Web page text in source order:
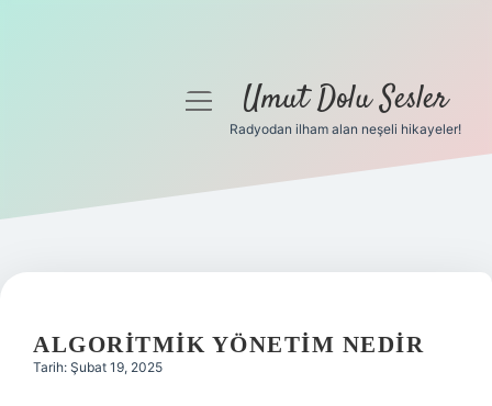
Gizlilik Politikası
Yasal Uyarı
menüyüUmut Dolu Sesler
Radyodan ilham alan neşeli hikayeler!
ALGORITMIK YÖNETIM NEDIR
Tarih: Şubat 19, 2025